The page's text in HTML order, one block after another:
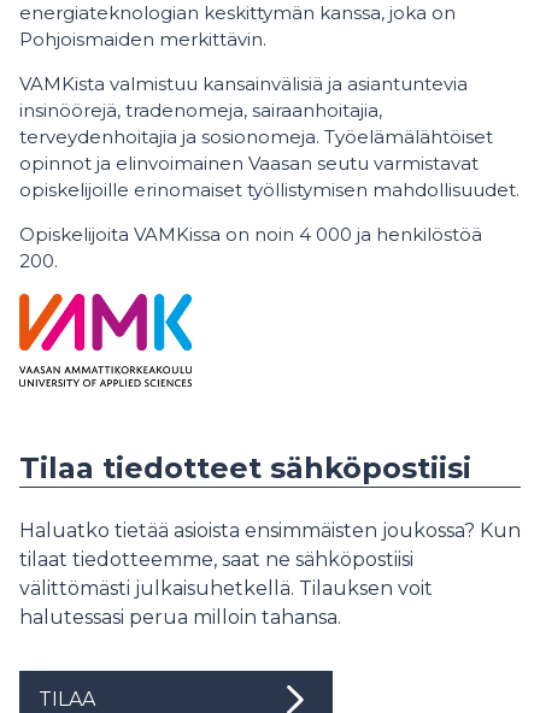
energiateknologian keskittymän kanssa, joka on
Pohjoismaiden merkittävin.
VAMKista valmistuu kansainvälisiä ja asiantuntevia
insinöörejä, tradenomeja, sairaanhoitajia,
terveydenhoitajia ja sosionomeja. Työelämälähtöiset
opinnot ja elinvoimainen Vaasan seutu varmistavat
opiskelijoille erinomaiset työllistymisen mahdollisuudet.
Opiskelijoita VAMKissa on noin 4 000 ja henkilöstöä
200.
Tilaa tiedotteet sähköpostiisi
Haluatko tietää asioista ensimmäisten joukossa? Kun
tilaat tiedotteemme, saat ne sähköpostiisi
välittömästi julkaisuhetkellä. Tilauksen voit
halutessasi perua milloin tahansa.
TILAA